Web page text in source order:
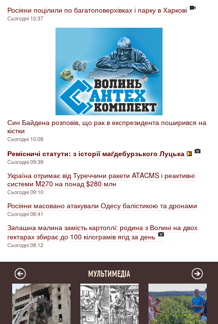
Росіяни поцілили по багатоповерхівках і парку в Харкові
Сьогодні 10:37
Син Байдена розповів, що рак в експрезидента поширився на
кістки
Сьогодні 10:08
Ремісничі статути: з історії маґдебурзького Луцька
Сьогодні 09:39
Україна отримає від Туреччини ракети ATACMS і реактивні
системи M270 на понад $280 млн
Сьогодні 09:10
Росіяни масовано атакували Одесу балістикою та дронами
Сьогодні 08:41
Запашна малина замість картоплі: родина з Волині на двох
гектарах збирає до 100 кілограмів ягід за день
Сьогодні 08:12
МУЛЬТИМЕДІА